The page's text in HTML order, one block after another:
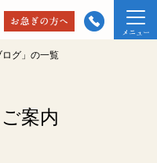
ログ」の一覧
案内